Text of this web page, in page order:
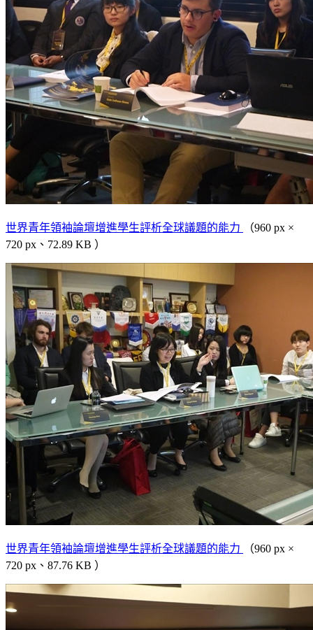
世界青年領袖論壇增進學生評析全球議題的能力
（960 px ×
720 px、72.89 KB ）
世界青年領袖論壇增進學生評析全球議題的能力
（960 px ×
720 px、87.76 KB ）